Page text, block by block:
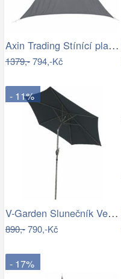
Axin Trading Stínící plachta…
1379,-794,-Kč
- 11%
V-Garden Slunečník VeGA 270C - černý
890,-790,-Kč
- 17%